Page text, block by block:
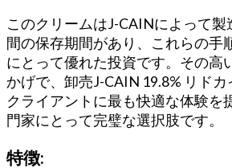
ー
ザ
ー/PMU/
ピ
ア
ス/
ッ
このクリームはJ-CAINによって
間の保存期間があり、これらの手
にとって優れた投資です。その高
かげで、卸売J-CAIN 19.8% リドカ
クライアントに最も快適な体験を
門家にとって完璧な選択肢です。
特徴: